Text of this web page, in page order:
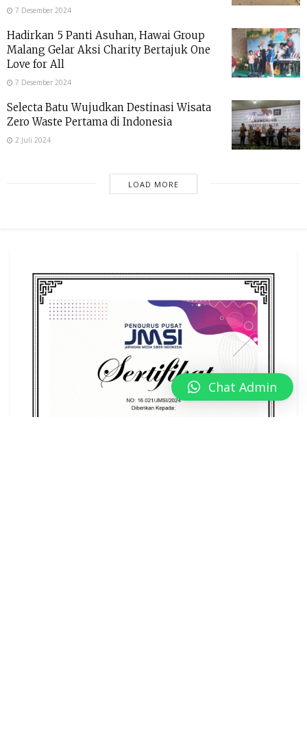
7 Desember 2024
Hadirkan 5 Panti Asuhan, Hawai Group
Malang Gelar Aksi Charity Bertajuk One
Love for All
7 Desember 2024
Selecta Batu Wujudkan Destinasi Wisata
Zero Waste Pertama di Indonesia
2 Juli 2024
LOAD MORE
Chat Admin